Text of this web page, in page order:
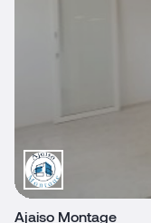
Ajaiso Montage